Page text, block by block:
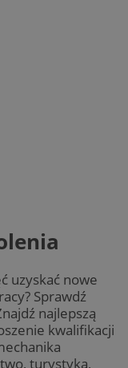
uzyskać nowe
Sprawdź
najlepszą
kwalifikacji
turystyka,